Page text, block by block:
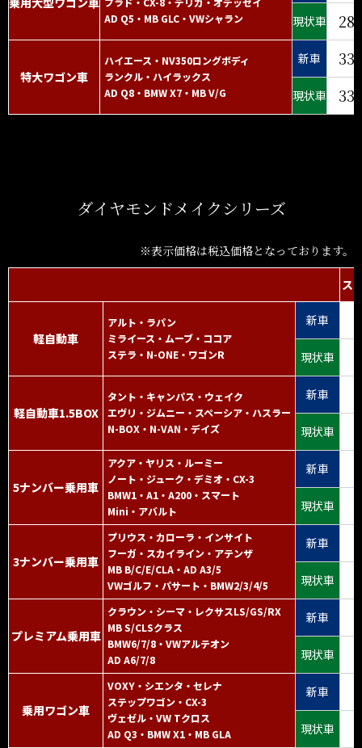
AD Q5・MB GLC・VWシャラン
現状車
特大ワゴン車
ハイエース・NV350ロングボディ
ランクル・ハイラックス
AD Q8・BMW X7・MB V/G
新車
現状車
ダイヤモンドメイクシリーズ
※表示価格は税込価格となっております。
ス
軽自動車
アルト・ラパン
ミライース・ムーブ・ココア
ステラ・N-ONE・ワゴンR
新車
現状車
軽自動車1.5BOX
タント・キャンパス・ウェイク
エヴリ・ジムニー・スペーシア・ハスラー
N-BOX・N-VAN・デイズ
新車
現状車
5ナンバー乗用車
アクア・ヤリス・ルーミー
ノート・ジューク・デミオ・CX-3
BMW1・A1・A200・スマート
Mini・アバルト
新車
現状車
3ナンバー乗用車
プリウス・カローラ・インサイト
フーガ・スカイライン・アテンザ
MB B/C/E/CLA・AD A3/5
VWゴルフ・パサート・BMW2/3/4/5
新車
現状車
プレミアム乗用車
クラウン・シーマ・レクサスLS/GS/RX
MB S/CLSクラス
BMW6/7/8・VWアルテオン
AD A6/7/8
新車
現状車
乗用ワゴン車
VOXY・シエンタ・セレナ
ステップワゴン・CX-3
ヴェゼル・VW Tクロス
AD Q3・BMW X1・MB GLA
新車
現状車